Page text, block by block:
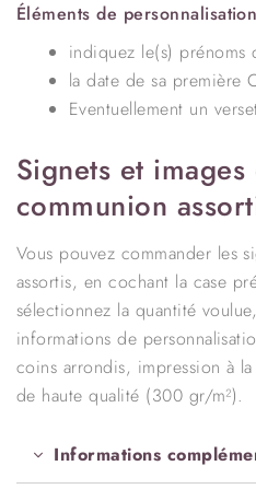
Éléments de
indiquez le(s) prénoms
la date de sa première
Eventuellement un
Signets et
communion
Vous pouvez commander les
assortis, en cochant la case
sélectionnez la quantité
informations de
coins arrondis, impression à
de haute qualité (300 gr/m²).
Informations